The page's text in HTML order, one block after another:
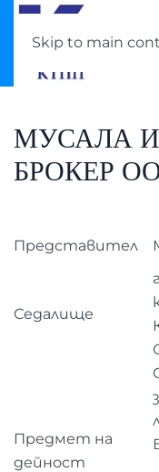
Skip to main
МУСАЛА
БРОКЕР
Представител
Седалище
Предмет на
дейност